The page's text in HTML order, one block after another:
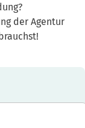
der Agentur